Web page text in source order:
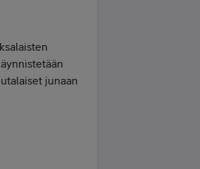
junaan